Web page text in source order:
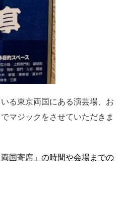
る東京両国にある演芸場、お
マジックをさせていただきま
国寄席」の時間や会場までの